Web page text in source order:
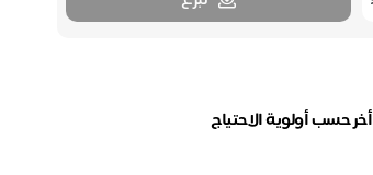
حسب أولوية الاحتياج